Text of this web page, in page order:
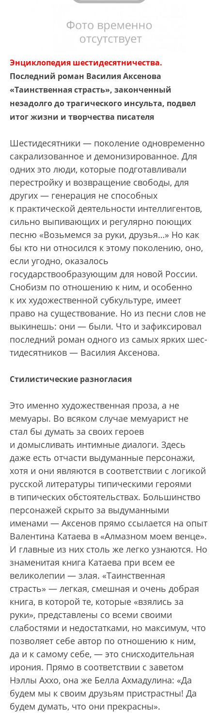
Энциклопедия шестидесятничества.
Последний роман Василия Аксенова
«Таинственная страсть», законченный
незадолго до трагического инсульта, подвел
итог жизни и творчества писателя
Шестидесятники — поколение одновременно
сакрализованное и демонизированное. Для
одних это люди, которые подготавливали
перестройку и возвращение свободы, для
других — генерация не способных
к практической деятельности интеллигентов,
сильно выпивающих и регулярно поющих
песню «Возьмемся за руки, друзья…» Но как
бы кто ни относился к этому поколению, оно,
если угодно, оказалось
государствообразующим для новой России.
Снобизм по отношению к ним, и особенно
к их художественной субкультуре, имеет
право на существование. Но из песни слов не
выкинешь: они — были. Что и зафиксировал
последний роман одного из самых ярких шес­
тидесятников — Василия Аксенова.
Стилистические разногласия
Это именно художественная проза, а не
мемуары. Во всяком случае мемуарист не
стал бы думать за своих героев
и домысливать интимные диалоги. Здесь
даже есть отчасти выдуманные персонажи,
хотя и они являются в соответствии с логикой
русской литературы типическими героями
в типических обстоятельствах. Большинство
персонажей скрыто за выдуманными
именами — Аксенов прямо ссылается на опыт
Валентина Катаева в «Алмазном моем венце».
И главные из них столь же легко узнаются. Но
знаменитая книга Катаева при всем ее
великолепии — злая. «Таинственная
страсть» — легкая, смешная и очень добрая
книга, в которой те, которые «взялись за
руки», представлены со всеми своими
слабостями и недостатками, но максимум, что
позволяет себе автор по отношению к ним,
да и к самому себе, — это снисходительная
ирония. Прямо в соответствии с заветом
Нэллы Аххо, она же Белла Ахмадулина: «Да
будем мы к своим друзьям пристрастны! Да
будем думать, что они прекрасны».